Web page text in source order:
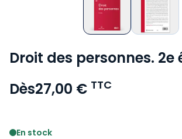
Droit des personnes. 2e
Dès27,00 € TTC
En stock